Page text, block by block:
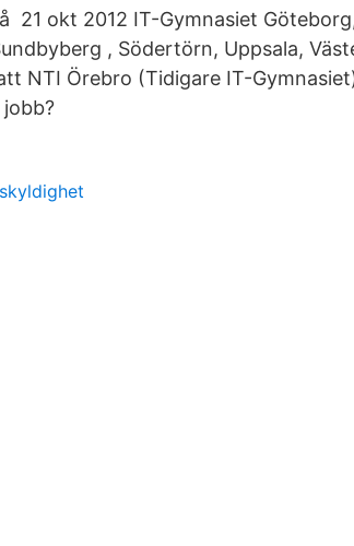
21 okt 2012 IT-Gymnasiet
, Södertörn, Uppsala,
NTI Örebro (Tidigare IT-